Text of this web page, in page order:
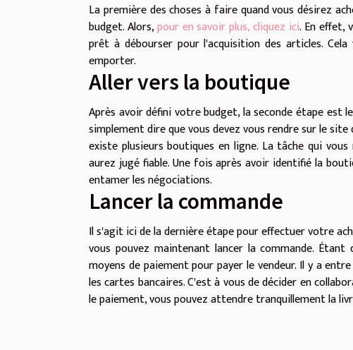
La première des choses à faire quand vous désirez
budget. Alors,pour en savoir plus, cliquez ici. En effet,
prêt à débourser pour l'acquisition des articles.
emporter.
Aller vers la boutique
Après avoir défini votre budget, la seconde étape est
simplement dire que vous devez vous rendre sur le
existe plusieurs boutiques en ligne. La tâche qui
aurez jugé fiable. Une fois après avoir identifié la
entamer les négociations.
Lancer la commande
Il s'agit ici de la dernière étape pour effectuer votre
vous pouvez maintenant lancer la commande.
moyens de paiement pour payer le vendeur. Il y a
les cartes bancaires. C'est à vous de décider en
le paiement, vous pouvez attendre tranquillement la